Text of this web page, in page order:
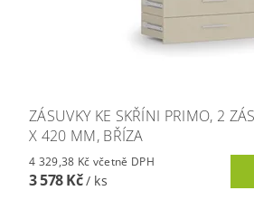
ZÁSUVKY KE SKŘÍNI PRIMO, 2
X 420 MM, BŘÍZA
4 329,38 Kč včetně DPH
3 578 Kč/ ks